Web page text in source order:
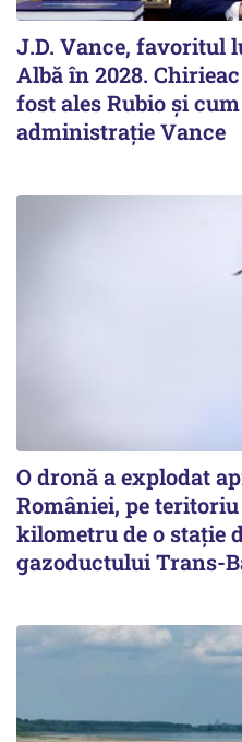
J.D. Vance, favoritul
Albă în 2028.
fost ales Rubio și
administrație Vance
O dronă a explodat
României, pe
kilometru de o stație
gazoductului Trans-